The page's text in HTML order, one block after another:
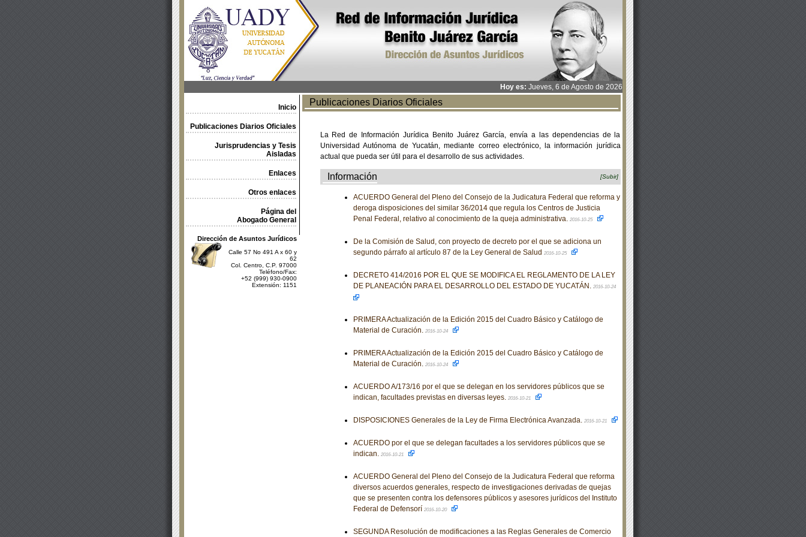
Hoy es: Jueves, 6 de Agosto de 2026
Inicio
Publicaciones Diarios Oficiales
Jurisprudencias y Tesis
Aisladas
Enlaces
Otros enlaces
Página del
Abogado General
Dirección de Asuntos Jurídicos
Calle 57 No 491 A x 60 y
62
Col. Centro, C.P. 97000
Teléfono/Fax:
+52 (999) 930-0900
Extensión: 1151
Publicaciones Diarios Oficiales
La Red de Información Jurídica Benito Juárez García, envía a las dependencias de la
Universidad Autónoma de Yucatán, mediante correo electrónico, la información jurídica
actual que pueda ser útil para el desarrollo de sus actividades.
Información [Subir]
ACUERDO General del Pleno del Consejo de la Judicatura Federal que reforma y
deroga disposiciones del similar 36/2014 que regula los Centros de Justicia
Penal Federal, relativo al conocimiento de la queja administrativa. 2016-10-25
De la Comisión de Salud, con proyecto de decreto por el que se adiciona un
segundo párrafo al artículo 87 de la Ley General de Salud 2016-10-25
DECRETO 414/2016 POR EL QUE SE MODIFICA EL REGLAMENTO DE LA LEY
DE PLANEACIÓN PARA EL DESARROLLO DEL ESTADO DE YUCATÁN. 2016-10-24
PRIMERA Actualización de la Edición 2015 del Cuadro Básico y Catálogo de
Material de Curación. 2016-10-24
PRIMERA Actualización de la Edición 2015 del Cuadro Básico y Catálogo de
Material de Curación. 2016-10-24
ACUERDO A/173/16 por el que se delegan en los servidores públicos que se
indican, facultades previstas en diversas leyes. 2016-10-21
DISPOSICIONES Generales de la Ley de Firma Electrónica Avanzada. 2016-10-21
ACUERDO por el que se delegan facultades a los servidores públicos que se
indican. 2016-10-21
ACUERDO General del Pleno del Consejo de la Judicatura Federal que reforma
diversos acuerdos generales, respecto de investigaciones derivadas de quejas
que se presenten contra los defensores públicos y asesores jurídicos del Instituto
Federal de Defensorí 2016-10-20
SEGUNDA Resolución de modificaciones a las Reglas Generales de Comercio